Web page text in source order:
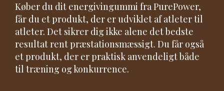
Køber du dit energivingummi fra PurePower,
får du et produkt, der er udviklet af atleter til
atleter. Det sikrer dig ikke alene det bedste
resultat rent præstationsmæssigt. Du får også
et produkt, der er praktisk anvendeligt både
til træning og konkurrence.